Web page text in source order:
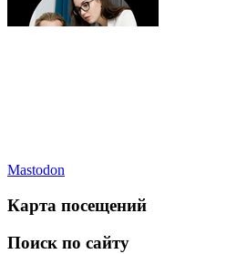
Mastodon
Карта посещений
Поиск по сайту